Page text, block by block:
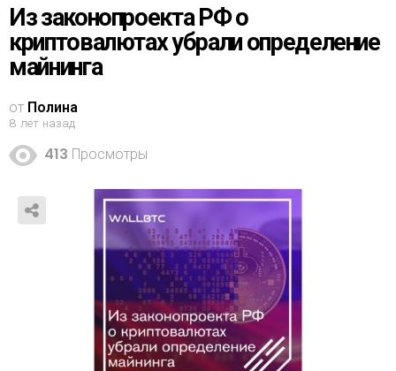
Из законопроекта РФ о
криптовалютах убрали определение
майнинга
от Полина
8 лет назад
413 Просмотры